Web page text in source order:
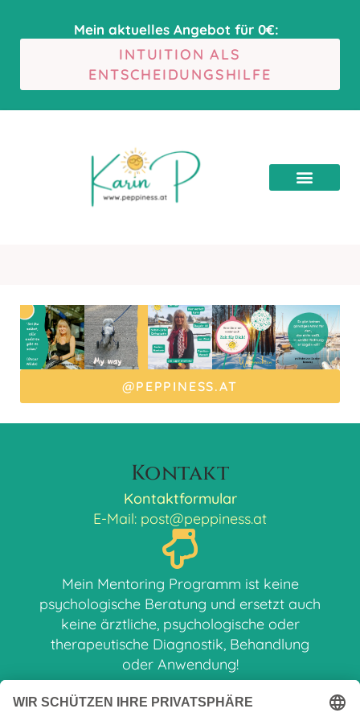
Mein aktuelles Angebot für 0€:
INTUITION ALS
ENTSCHEIDUNGSHILFE
@PEPPINESS.AT
Kontakt
Kontaktformular
E-Mail: post@peppiness.at
Mein Mentoring Programm ist keine
psychologische Beratung und ersetzt auch
keine ärztliche, psychologische oder
therapeutische Diagnostik, Behandlung
oder Anwendung!
Ich ermutige zu mehr Selbstliebe und